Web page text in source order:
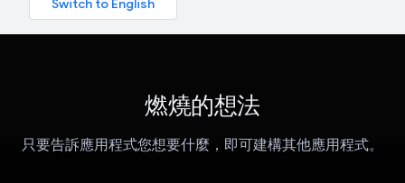
燃燒的想法
只要告訴應用程式您想要什麼，即可建構其他應用程式。